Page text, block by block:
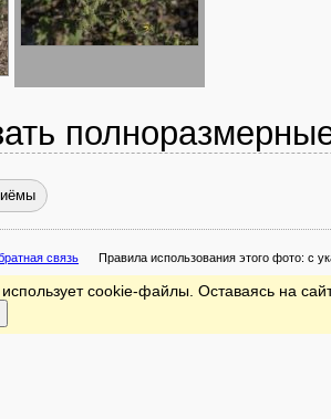
связь Правила использования этого фото: с
cookie-файлы. Оставаясь на